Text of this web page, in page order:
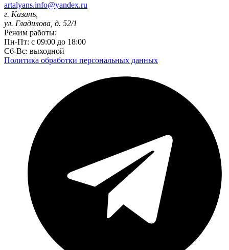
artalyans.info@yandex.ru
г. Казань,
ул. Гладилова, д. 52/1
Режим работы:
Пн-Пт: с 09:00 до 18:00
Сб-Вс: выходной
Политика обработки персональных данных